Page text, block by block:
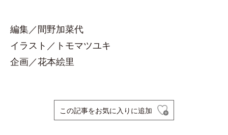
編集／間野加菜代
イラスト／トモマツユキ
企画／花本絵里
この記事をお気に入りに追加